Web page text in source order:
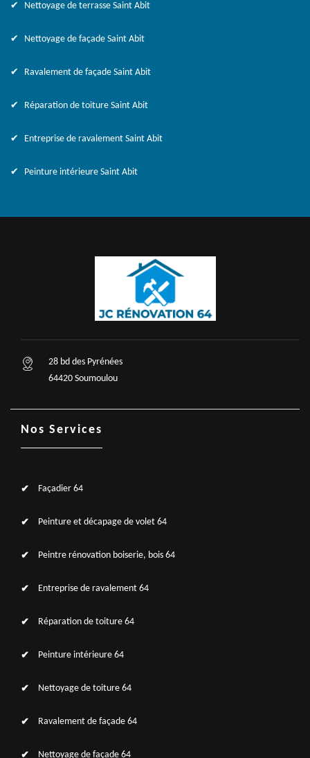
Nettoyage de terrasse Saint Abit
Nettoyage de façade Saint Abit
Ravalement de façade Saint Abit
Réparation de toiture Saint Abit
Entreprise de ravalement Saint Abit
Peinture intérieure Saint Abit
28 bd des Pyrénées
64420 Soumoulou
Nos Services
Façadier 64
Peinture et décapage de volet 64
Peintre rénovation boiserie, bois 64
Entreprise de ravalement 64
Réparation de toiture 64
Peinture intérieure 64
Nettoyage de toiture 64
Ravalement de façade 64
Nettoyage de façade 64